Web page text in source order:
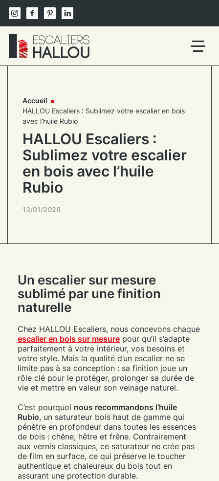
content
Un
Accueil
HALLOU Escaliers : Sublimez votre escalier en bois
avec l’huile Rubio
HALLOU Escaliers :
Sublimez votre escalier
en bois avec l’huile
Rubio
13/01/2026
Un escalier sur mesure
sublimé par une finition
naturelle
Chez HALLOU Escaliers, nous concevons chaque
escalier en bois sur mesurepour qu’il s’adapte
parfaitement à votre intérieur, vos besoins et
votre style. Mais la qualité d’un escalier ne se
limite pas à sa conception : sa finition joue un
rôle clé pour le protéger, prolonger sa durée de
vie et mettre en valeur son veinage naturel.
C’est pourquoi nous recommandons l’huile
Rubio, un saturateur bois haut de gamme qui
pénètre en profondeur dans toutes les essences
de bois : chêne, hêtre et frêne. Contrairement
aux vernis classiques, ce saturateur ne crée pas
de film en surface, ce qui préserve le toucher
authentique et chaleureux du bois tout en
assurant une protection durable.